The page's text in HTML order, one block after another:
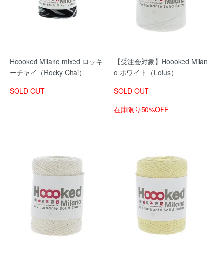
Hoooked Milano mixed ロッキ
ーチャイ（Rocky Chai）
SOLD OUT
【受注会対象】Hoooked Milan
o ホワイト（Lotus）
SOLD OUT
在庫限り50%OFF